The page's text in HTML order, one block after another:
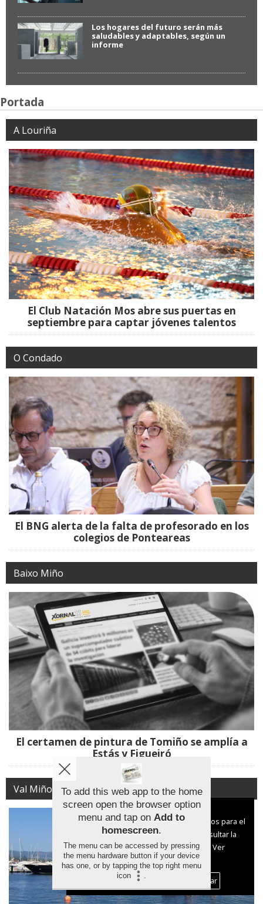
Los hogares del futuro serán más
saludables y adaptables, según un
informe
Portada
A Louriña
El Club Natación Mos abre sus puertas en
septiembre para captar jóvenes talentos
O Condado
El BNG alerta de la falta de profesorado en los
colegios de Ponteareas
Baixo Miño
El certamen de pintura de Tomiño se amplía a
Estás y Figueiró
Val Miñor
Aviso sobre el Uso de cookies:
Utilizamos cookies nuestras y de terceros para el
funcionamiento del digital. Puedes consultar la
lista de cookies y como desconectarlas.
Ver
nuestra Política de Privacidad y Cookies
Aceptar Cookies
Personalizar
To add this web app to the home
screen open the browser option
menu and tap on Add to
homescreen.
The menu can be accessed by pressing
the menu hardware button if your device
has one, or by tapping the top right menu
icon
.